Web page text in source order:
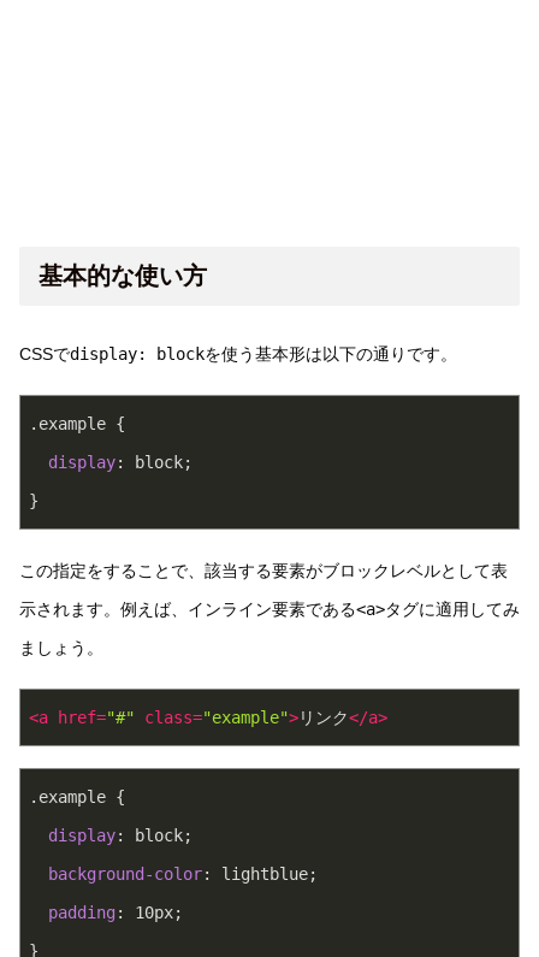
基本的な使い方
CSSでdisplay: blockを使う基本形は以下の通りです。
.example {
display: block;
}
この指定をすることで、該当する要素がブロックレベルとして表
示されます。例えば、インライン要素である<a>タグに適用してみ
ましょう。
<a href="#" class="example">リンク</a>
.example {
display: block;
background-color: lightblue;
padding : 10px;
}